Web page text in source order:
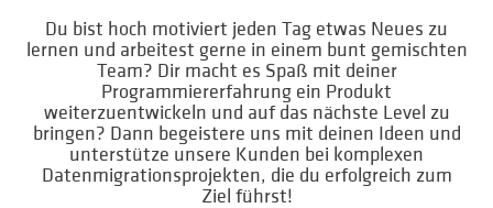
Du bist hoch motiviert jeden Tag etwas Neues zu
lernen und arbeitest gerne in einem bunt gemischten
Team? Dir macht es Spaß mit deiner
Programmiererfahrung ein Produkt
weiterzuentwickeln und auf das nächste Level zu
bringen? Dann begeistere uns mit deinen Ideen und
unterstütze unsere Kunden bei komplexen
Datenmigrationsprojekten, die du erfolgreich zum
Ziel führst!